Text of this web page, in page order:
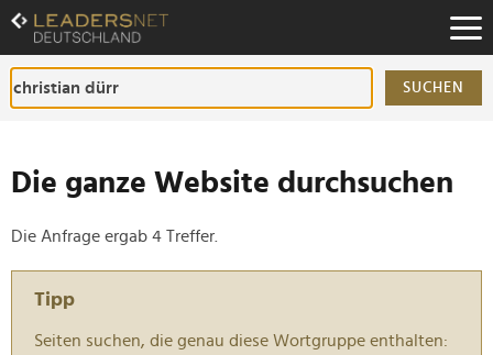
Zum
Inhalt
Zur
Fußzeilen-
Navigation
SUCHEN
Die ganze Website durchsuchen
Die Anfrage ergab 4 Treffer.
Tipp
Seiten suchen, die genau diese Wortgruppe enthalten: